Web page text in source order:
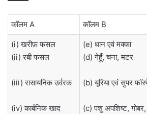
कॉलम A कॉलम B
(i) खरीफ़ फसल
(ii) रबी फसल
(iii) रासायनिक उर्वरक
(iv) कार्बनिक खाद
(e) धान एवं मक्का
(d) गेहूँ, चना, मटर
(b) यूरिया एवं सुपर
(c) पशु अपशिष्ट,